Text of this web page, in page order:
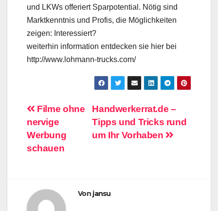
und LKWs offeriert Sparpotential. Nötig sind
Marktkenntnis und Profis, die Möglichkeiten
zeigen: Interessiert?
weiterhin information entdecken sie hier bei
http://www.lohmann-trucks.com/
Beitragsnavigation
Handwerkerrat.de –
Tipps und Tricks rund
um Ihr Vorhaben
Filme ohne
nervige
Werbung
schauen
Von jansu